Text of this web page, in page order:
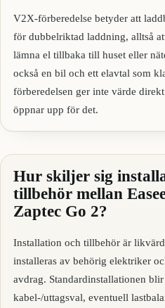
V2X-förberedelse betyder att
för dubbelriktad laddning, alltså
lämna el tillbaka till huset eller
också en bil och ett elavtal som
förberedelsen ger inte värde
öppnar upp för det.
Hur skiljer sig
tillbehör mellan
Zaptec Go 2?
Installation och tillbehör är
installeras av behörig elektriker
avdrag. Standardinstallationen
kabel-/uttagsval, eventuell